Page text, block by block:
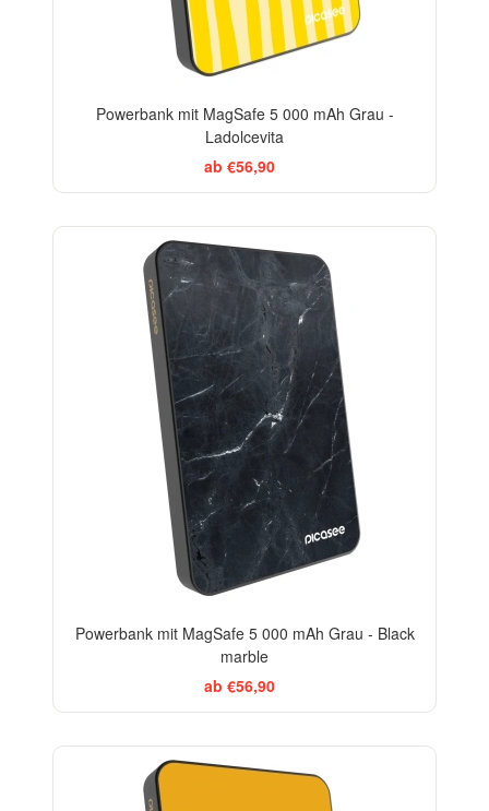
Powerbank mit MagSafe 5 000 mAh Grau -
Ladolcevita
ab €56,90
Powerbank mit MagSafe 5 000 mAh Grau - Black
marble
ab €56,90